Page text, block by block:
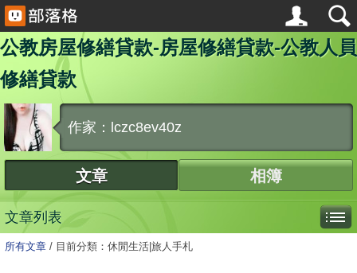
公教房屋修繕貸款-房屋修繕貸款-公教人員
修繕貸款
作家：lczc8ev40z
文章 相簿
文章列表
所有文章 / 目前分類：休閒生活|旅人手札